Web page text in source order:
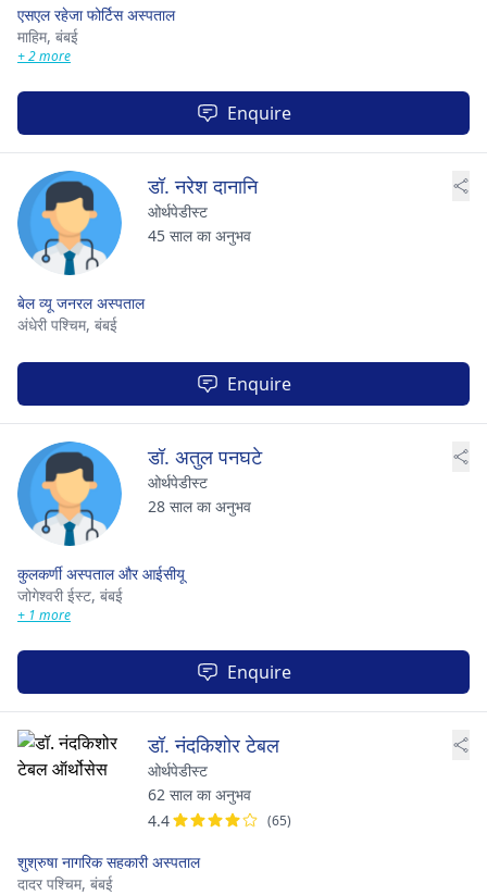
एसएल रहेजा फोर्टिस अस्पताल
माहिम, बंबई
+ 2 more
Enquire
डॉ. नरेश दानानि
ओर्थपेडीस्ट
45 साल का अनुभव
बेल व्यू जनरल अस्पताल
अंधेरी पश्चिम, बंबई
Enquire
डॉ. अतुल पनघटे
ओर्थपेडीस्ट
28 साल का अनुभव
कुलकर्णी अस्पताल और आईसीयू
जोगेश्वरी ईस्ट, बंबई
+ 1 more
Enquire
डॉ. नंदकिशोर टेबल
ओर्थपेडीस्ट
62 साल का अनुभव
4.4
(65)
शुश्रुषा नागरिक सहकारी अस्पताल
दादर पश्चिम, बंबई